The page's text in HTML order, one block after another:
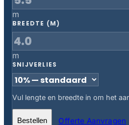
m
BREEDTE (M)
m
SNIJVERLIES
Vul lengte en breedte in om het
Bestellen Offerte Aanvragen